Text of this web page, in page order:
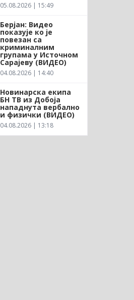
05.08.2026 | 15:49
Берјан: Видео
показује ко је
повезан са
криминалним
групама у Источном
Сарајеву (ВИДЕО)
04.08.2026 | 14:40
Новинарска екипа
БН ТВ из Добоја
нападнута вербално
и физички (ВИДЕО)
04.08.2026 | 13:18